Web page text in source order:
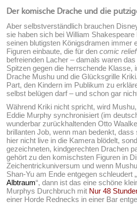
Der komische Drache und die
Aber selbstverständlich brauchen
sie haben sich bei William Shakespeare
seinen blutigsten Königsdramen immer
Figuren einbaute, die für dencomic relief
befreienden Lacher – damals waren
Spitzen gegen die herrschende Klasse,
Drache Mushu und die Glücksgrille
Part, den Kindern im Publikum zu
selbst belügen darf – und schon gar
Während Kriki nicht spricht, wird
Eddie Murphy synchronisiert (im
wunderbar zurückhaltenden Otto
brillanten Job, wenn man bedenkt,
hier nicht live in die Kamera blödelt,
gezeichneten, kindgerechten Drachen
gehört zu den komischsten Figuren in
Zeichentrickuniversum und wenn
Shan-Yu am Ende entgegen schleudert „
Albtraum“, dann ist das eine schöne
Murphys Durchbruch mit Nur 48
einer Horde Rednecks in einer Bar